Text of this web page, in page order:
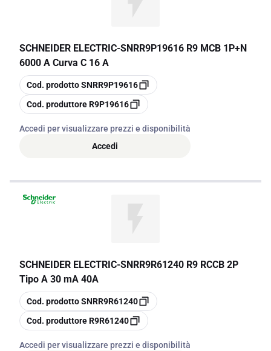
SCHNEIDER ELECTRIC-SNRR9P19616 R9 MCB 1P+N
6000 A Curva C 16 A
copia
Cod. prodottoSNRR9P19616
copia
Cod. produttoreR9P19616
Accedi per visualizzare prezzi e disponibilità
Accedi
SCHNEIDER ELECTRIC-SNRR9R61240 R9 RCCB 2P
Tipo A 30 mA 40A
copia
Cod. prodottoSNRR9R61240
copia
Cod. produttoreR9R61240
Accedi per visualizzare prezzi e disponibilità